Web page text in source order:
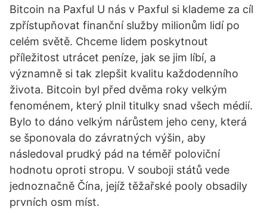
Bitcoin na Paxful U nás v Paxful si klademe za cíl
zpřístupňovat finanční služby milionům lidí po
celém světě. Chceme lidem poskytnout
příležitost utrácet peníze, jak se jim líbí, a
významně si tak zlepšit kvalitu každodenního
života. Bitcoin byl před dvěma roky velkým
fenoménem, který plnil titulky snad všech médií.
Bylo to dáno velkým nárůstem jeho ceny, která
se šponovala do závratných výšin, aby
následoval prudký pád na téměř poloviční
hodnotu oproti stropu. V souboji států vede
jednoznačně Čína, jejíž těžařské pooly obsadily
prvních osm míst.